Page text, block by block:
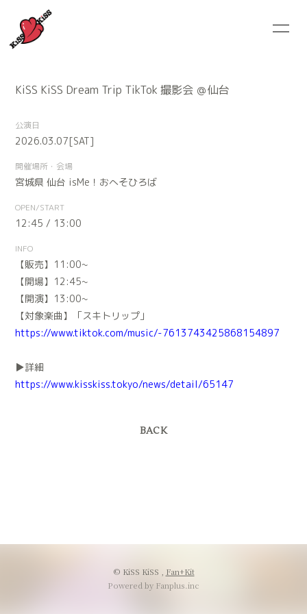
MEMBER
MUSiC ViDEO
GOODS
KiSS KiSS Dream Trip TikTok 撮影会 ＠仙台
公演日
2026.03.07[SAT]
開催場所・会場
宮城県仙台 isMe！おへそひろば
OPEN/START
12:45 / 13:00
INFO
【販売】11:00~
【開場】12:45~
【開演】13:00~
【対象楽曲】「スキトリップ」
https://www.tiktok.com/music/-7613743425868154897
▶︎詳細
https://www.kisskiss.tokyo/news/detail/65147
BACK
© KiSS KiSS , Fan+Kit
Powered by Fanplus.inc